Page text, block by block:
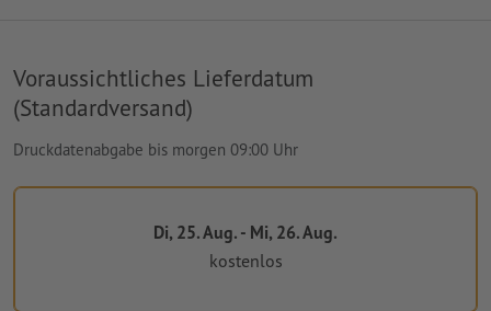
Voraussichtliches Lieferdatum
(Standardversand)
Druckdatenabgabe bis morgen 09:00 Uhr
Di, 25. Aug. - Mi, 26. Aug.
kostenlos